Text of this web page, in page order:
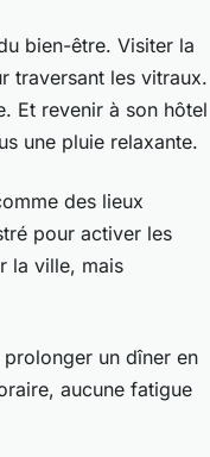
bien-être. Visiter la
traversant les vitraux.
Et revenir à son hôtel
une pluie relaxante.
des lieux
pour activer les
la ville, mais
prolonger un dîner en
aucune fatigue